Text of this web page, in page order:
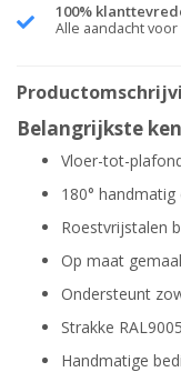
100%
Alle aandacht voor
Belangrijkste
Vloer-tot-
180°
Roestvrijstalen
Op maat
Ondersteunt
Strakke
Handmatige